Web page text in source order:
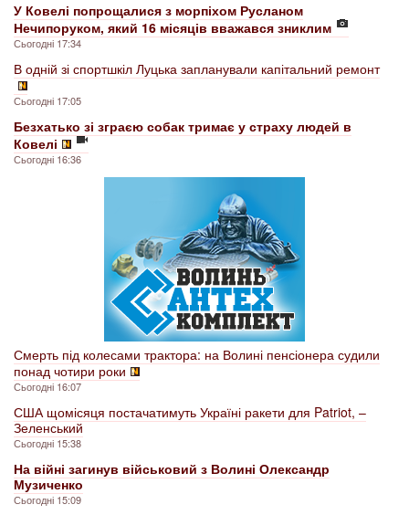
У Ковелі попрощалися з морпіхом Русланом
Нечипоруком, який 16 місяців вважався зниклим
Сьогодні 17:34
В одній зі спортшкіл Луцька запланували капітальний ремонт
Сьогодні 17:05
Безхатько зі зграєю собак тримає у страху людей в
Ковелі
Сьогодні 16:36
Смерть під колесами трактора: на Волині пенсіонера судили
понад чотири роки
Сьогодні 16:07
США щомісяця постачатимуть Україні ракети для Patriot, –
Зеленський
Сьогодні 15:38
На війні загинув військовий з Волині Олександр
Музиченко
Сьогодні 15:09